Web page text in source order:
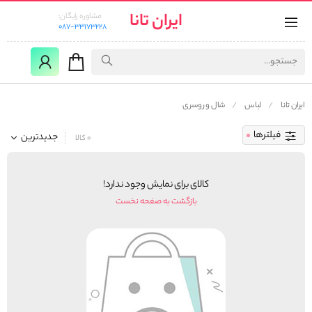
ایران تانا
مشاوره رایگان:
087-33173228
ایران تانا لباس شال و روسری
فیلترها جدیدترین 0 کالا
کالای برای نمایش وجود ندارد!
بازگشت به صفحه نخست